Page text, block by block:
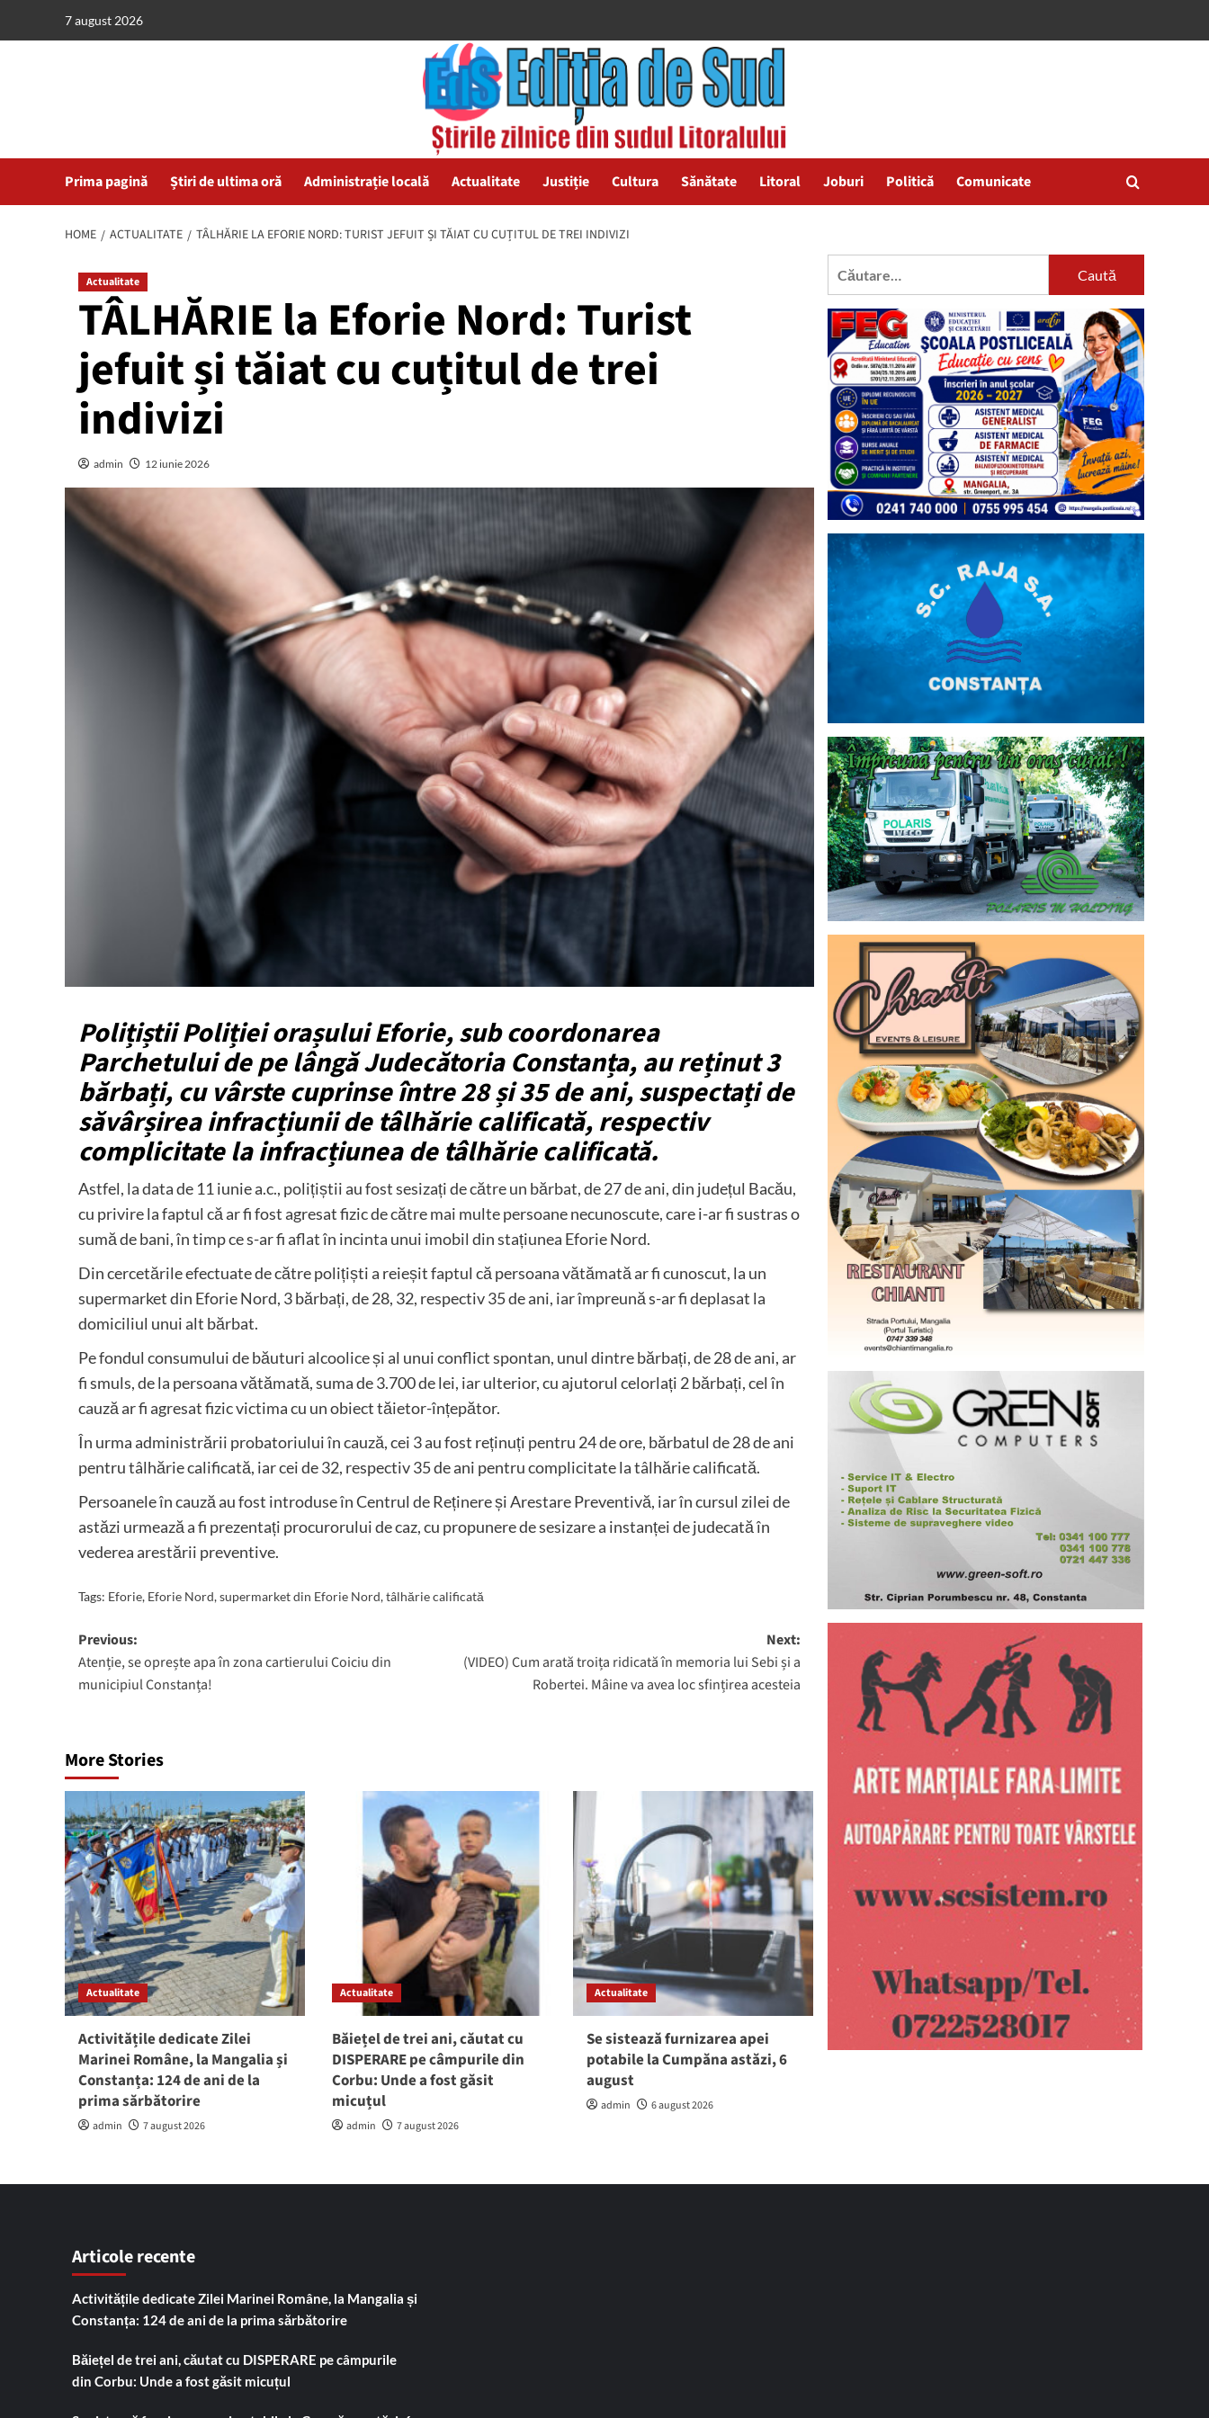
7 august 2026
Prima pagină Știri de ultima oră Administrație locală Actualitate Justiție Cultura Sănătate Litoral Joburi Politică Comunicate
HOME ACTUALITATE TÂLHĂRIE LA EFORIE NORD: TURIST JEFUIT ȘI TĂIAT CU CUȚITUL DE TREI INDIVIZI
Actualitate
TÂLHĂRIE la Eforie Nord: Turist
jefuit și tăiat cu cuțitul de trei
indivizi
admin 12 iunie 2026
Polițiștii Poliției orașului Eforie, sub coordonarea
Parchetului de pe lângă Judecătoria Constanța, au reținut 3
bărbați, cu vârste cuprinse între 28 și 35 de ani, suspectați de
săvârșirea infracțiunii de tâlhărie calificată, respectiv
complicitate la infracțiunea de tâlhărie calificată.
Astfel, la data de 11 iunie a.c., polițiștii au fost sesizați de către un bărbat, de 27 de ani, din județul Bacău,
cu privire la faptul că ar fi fost agresat fizic de către mai multe persoane necunoscute, care i-ar fi sustras o
sumă de bani, în timp ce s-ar fi aflat în incinta unui imobil din stațiunea Eforie Nord.
Din cercetările efectuate de către polițiști a reieșit faptul că persoana vătămată ar fi cunoscut, la un
supermarket din Eforie Nord, 3 bărbați, de 28, 32, respectiv 35 de ani, iar împreună s-ar fi deplasat la
domiciliul unui alt bărbat.
Pe fondul consumului de băuturi alcoolice și al unui conflict spontan, unul dintre bărbați, de 28 de ani, ar
fi smuls, de la persoana vătămată, suma de 3.700 de lei, iar ulterior, cu ajutorul celorlați 2 bărbați, cel în
cauză ar fi agresat fizic victima cu un obiect tăietor-înțepător.
În urma administrării probatoriului în cauză, cei 3 au fost reținuți pentru 24 de ore, bărbatul de 28 de ani
pentru tâlhărie calificată, iar cei de 32, respectiv 35 de ani pentru complicitate la tâlhărie calificată.
Persoanele în cauză au fost introduse în Centrul de Reținere și Arestare Preventivă, iar în cursul zilei de
astăzi urmează a fi prezentați procurorului de caz, cu propunere de sesizare a instanței de judecată în
vederea arestării preventive.
Tags: Eforie, Eforie Nord,supermarket din Eforie Nord,tâlhărie calificată
Post
navigation
Previous:
Atenție, se oprește apa în zona cartierului Coiciu din
municipiul Constanța!
Next:
(VIDEO) Cum arată troița ridicată în memoria lui Sebi și a
Robertei. Mâine va avea loc sfințirea acesteia
More Stories
Actualitate
Activitățile dedicate Zilei
Marinei Române, la Mangalia și
Constanța: 124 de ani de la
prima sărbătorire
admin 7 august 2026
Actualitate
Băiețel de trei ani, căutat cu
DISPERARE pe câmpurile din
Corbu: Unde a fost găsit
micuțul
admin 7 august 2026
Actualitate
Se sistează furnizarea apei
potabile la Cumpăna astăzi, 6
august
admin 6 august 2026
Caută
Articole recente
Activitățile dedicate Zilei Marinei Române, la Mangalia și
Constanța: 124 de ani de la prima sărbătorire
Băiețel de trei ani, căutat cu DISPERARE pe câmpurile
din Corbu: Unde a fost găsit micuțul